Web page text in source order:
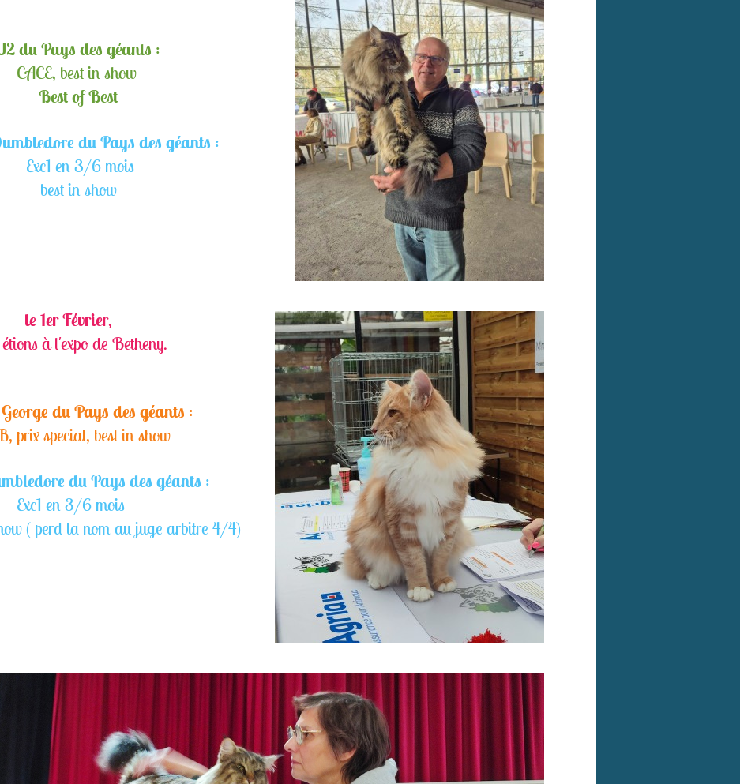
du Pays des géants :
CACE, best in show
Best of Best
du Pays des géants :
Exc1 en 3/6 mois
best in show
le 1er Février,
à l'expo de Betheny.
du Pays des géants :
prix special, best in show
du Pays des géants :
Exc1 en 3/6 mois
( perd la nom au juge arbitre 4/4)